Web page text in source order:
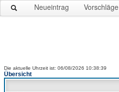
Neueintrag Vorschläge
Die aktuelle Uhrzeit ist: 06/08/2026 10:38:39
Übersicht